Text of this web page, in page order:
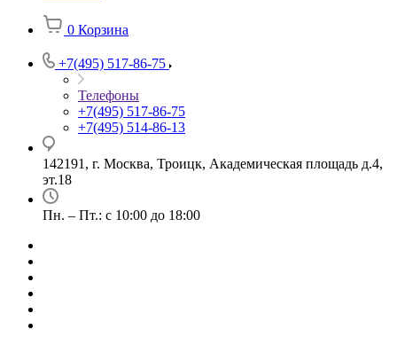
0 Корзина
+7(495) 517-86-75
Телефоны
+7(495) 517-86-75
+7(495) 514-86-13
142191, г. Москва, Троицк, Академическая площадь д.4,
эт.18
Пн. – Пт.: с 10:00 до 18:00